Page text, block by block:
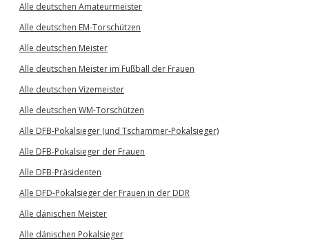
Alle deutschen Amateurmeister
Alle deutschen EM-Torschützen
Alle deutschen Meister
Alle deutschen Meister im Fußball der Frauen
Alle deutschen Vizemeister
Alle deutschen WM-Torschützen
Alle DFB-Pokalsieger (und Tschammer-Pokalsieger)
Alle DFB-Pokalsieger der Frauen
Alle DFB-Präsidenten
Alle DFD-Pokalsieger der Frauen in der DDR
Alle dänischen Meister
Alle dänischen Pokalsieger